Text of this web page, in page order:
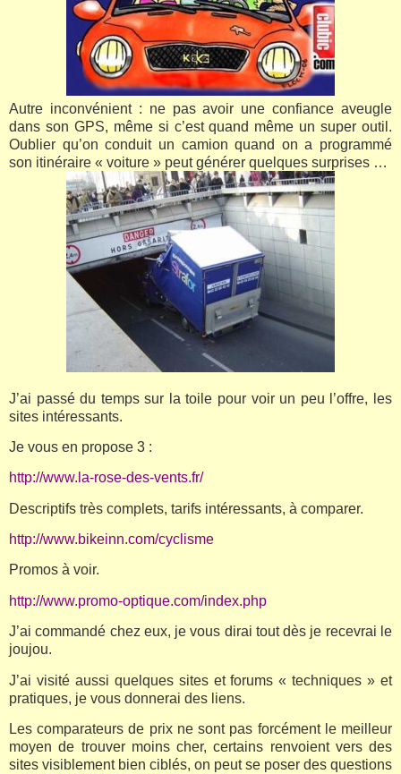
Autre inconvénient : ne pas avoir une confiance aveugle
dans son GPS, même si c’est quand même un super outil.
Oublier qu’on conduit un camion quand on a programmé
son itinéraire « voiture » peut générer quelques surprises …
J’ai passé du temps sur la toile pour voir un peu l’offre, les
sites intéressants.
Je vous en propose 3 :
http://www.la-rose-des-vents.fr/
Descriptifs très complets, tarifs intéressants, à comparer.
http://www.bikeinn.com/cyclisme
Promos à voir.
http://www.promo-optique.com/index.php
J’ai commandé chez eux, je vous dirai tout dès je recevrai le
joujou.
J’ai visité aussi quelques sites et forums « techniques » et
pratiques, je vous donnerai des liens.
Les comparateurs de prix ne sont pas forcément le meilleur
moyen de trouver moins cher, certains renvoient vers des
sites visiblement bien ciblés, on peut se poser des questions